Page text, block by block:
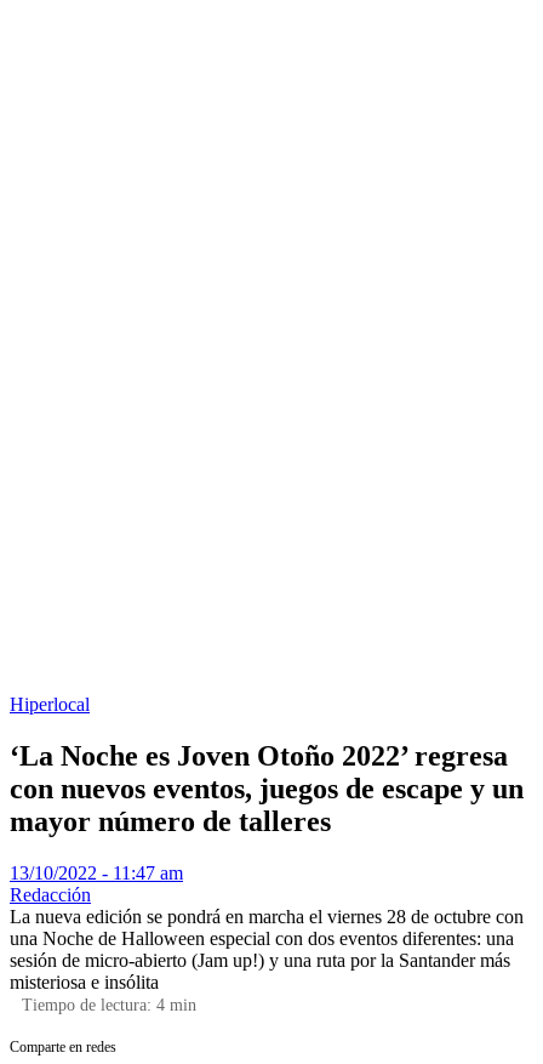
Hiperlocal
‘La Noche es Joven Otoño 2022’ regresa
con nuevos eventos, juegos de escape y un
mayor número de talleres
13/10/2022 - 11:47 am
Redacción
La nueva edición se pondrá en marcha el viernes 28 de octubre con
una Noche de Halloween especial con dos eventos diferentes: una
sesión de micro-abierto (Jam up!) y una ruta por la Santander más
misteriosa e insólita
Tiempo de lectura: 4 min
Comparte en redes